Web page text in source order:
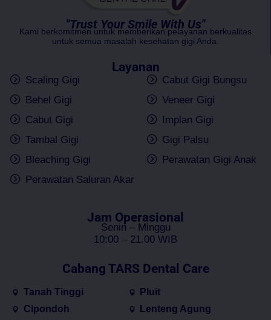
"Trust Your Smile With Us"
Kami berkomitmen untuk memberikan pelayanan berkualitas
untuk semua masalah kesehatan gigi Anda.
Layanan
Scaling Gigi
Behel Gigi
Cabut Gigi
Tambal Gigi
Bleaching Gigi
Perawatan Saluran Akar
Cabut Gigi Bungsu
Veneer Gigi
Implan Gigi
Gigi Palsu
Perawatan Gigi Anak
Jam Operasional
Senin – Minggu
10:00 – 21.00 WIB
Cabang TARS Dental Care
Tanah Tinggi
Cipondoh
Pluit
Lenteng Agung